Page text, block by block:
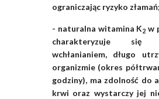
ograniczając ryzyko złamań;
- naturalna witamina K2 w
charakteryzuje się
wchłanianiem, długo
organizmie (okres
godziny), ma zdolność do
krwi oraz wystarczy jej